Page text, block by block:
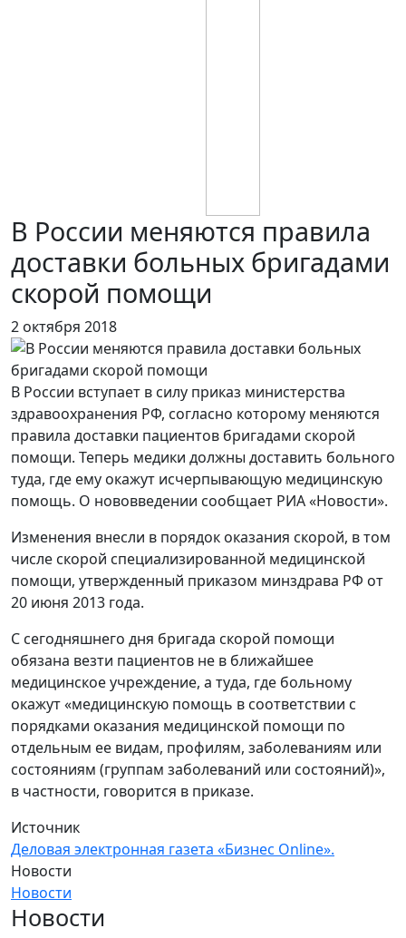
В России меняются правила
доставки больных бригадами
скорой помощи
2 октября 2018
В России вступает в силу приказ министерства
здравоохранения РФ, согласно которому меняются
правила доставки пациентов бригадами скорой
помощи. Теперь медики должны доставить больного
туда, где ему окажут исчерпывающую медицинскую
помощь. О нововведении сообщает РИА «Новости».
Изменения внесли в порядок оказания скорой, в том
числе скорой специализированной медицинской
помощи, утвержденный приказом минздрава РФ от
20 июня 2013 года.
С сегодняшнего дня бригада скорой помощи
обязана везти пациентов не в ближайшее
медицинское учреждение, а туда, где больному
окажут «медицинскую помощь в соответствии с
порядками оказания медицинской помощи по
отдельным ее видам, профилям, заболеваниям или
состояниям (группам заболеваний или состояний)»,
в частности, говорится в приказе.
Источник
Деловая электронная газета «Бизнес Online».
Новости
Новости
Новости